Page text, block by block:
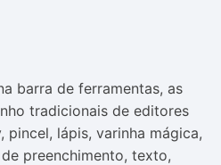
barra de ferramentas, as
tradicionais de editores
pincel, lápis, varinha mágica,
preenchimento, texto,